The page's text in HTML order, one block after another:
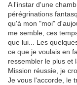
A l'instar d'une
pérégrinations
qu'à mon "moi"
me semble, ces
que lui... Les
ce que je voulais en
ressembler le plus et
Mission réussie, je
Je vous l'accorde, le